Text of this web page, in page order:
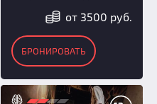
от 3500 руб.
БРОНИРОВАТЬ